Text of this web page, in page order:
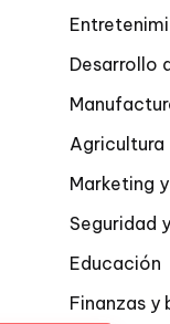
Desarrollo
Agricultura
Marketing
Seguridad
Educación
Finanzas y